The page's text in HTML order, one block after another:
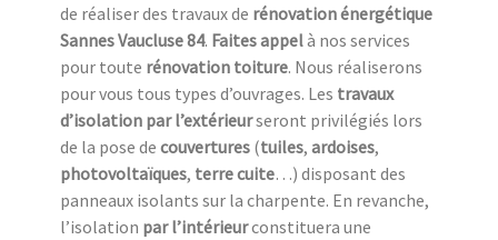
de réaliser des travaux de rénovation énergétique
Sannes Vaucluse 84. Faites appelà nos services
pour toute rénovation toiture. Nous réaliserons
pour vous tous types d’ouvrages. Les travaux
d’isolation par l’extérieurseront privilégiés lors
de la pose de couvertures (tuiles, ardoises,
photovoltaïques, terre cuite…) disposant des
panneaux isolants sur la charpente. En revanche,
l’isolation par l’intérieurconstituera une